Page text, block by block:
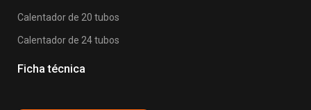
Calentador de 20 tubos
Calentador de 24 tubos
Ficha técnica